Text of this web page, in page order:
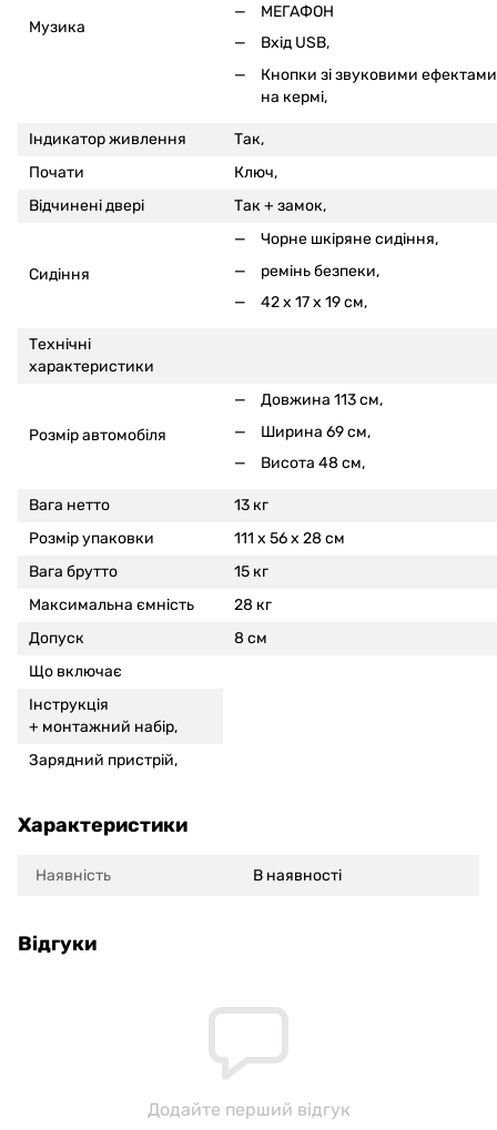
Музика
МЕГАФОН
Вхід USB,
Кнопки зі звуковими ефектами
на кермі,
Індикатор живлення
Так,
Почати
Ключ,
Відчинені двері
Так + замок,
Сидіння
Чорне шкіряне сидіння,
ремінь безпеки,
42 x 17 x 19 см,
Технічні
характеристики
Розмір автомобіля
Довжина 113 см,
Ширина 69 см,
Висота 48 см,
Вага нетто
13 кг
Розмір упаковки
111 x 56 x 28 см
Вага брутто
15 кг
Максимальна ємність
28 кг
Допуск
8 см
Що включає
Інструкція
+ монтажний набір,
Зарядний пристрій,
Характеристики
Наявність В наявності
Відгуки
Додайте перший відгук